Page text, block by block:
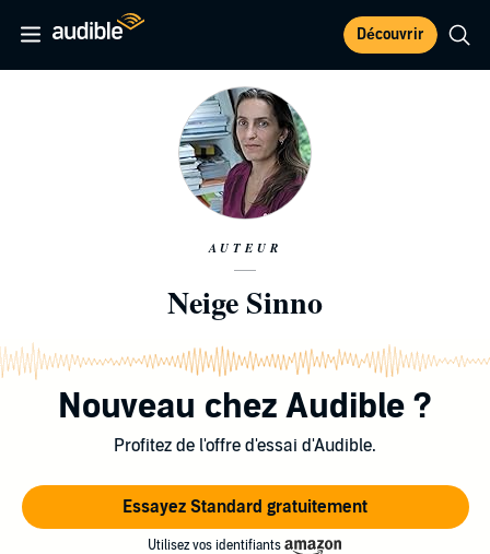
Découvrir
AUTEUR
Neige Sinno
Nouveau chez Audible ?
Profitez de l'offre d'essai d'Audible.
Essayez Standard gratuitement
Utilisez vos identifiants